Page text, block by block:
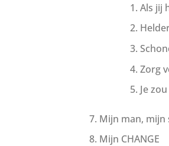
Als jij
Zorg
Je
Mijn man, mijn
Mijn CHANGE